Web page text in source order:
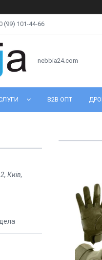
(99) 101-44-66
nebbia24.com
B2B ОПТ
Київ,